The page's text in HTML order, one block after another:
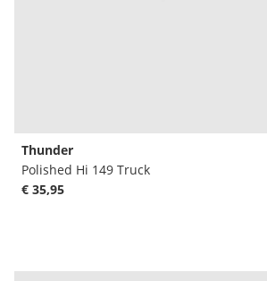
Thunder
Polished Hi 149 Truck
€ 35,95